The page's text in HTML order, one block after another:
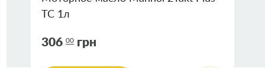
TC 1л
306 00 грн